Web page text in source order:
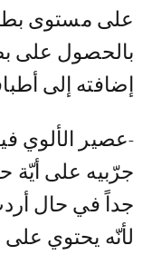
على مستوى
بالحصول على
إضافته إلى
-عصير الألوي
جرّبيه على أيّة
جداً في حال
لأنّه يحتوي